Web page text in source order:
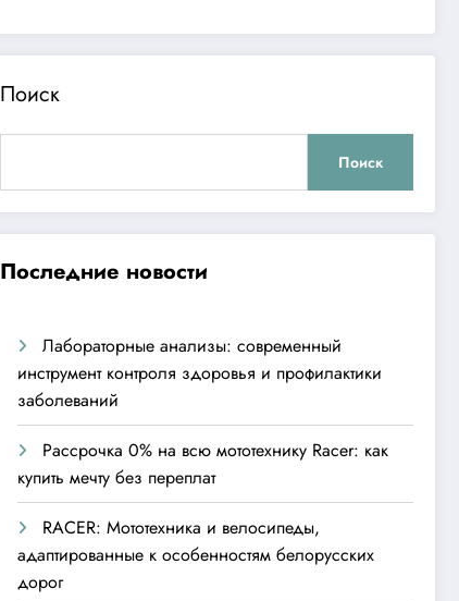
Поиск
Поиск
Последние новости
Лабораторные анализы: современный
инструмент контроля здоровья и профилактики
заболеваний
Рассрочка 0% на всю мототехнику Racer: как
купить мечту без переплат
RACER: Мототехника и велосипеды,
адаптированные к особенностям белорусских
дорог